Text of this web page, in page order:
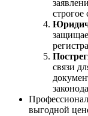
связи
выгодной